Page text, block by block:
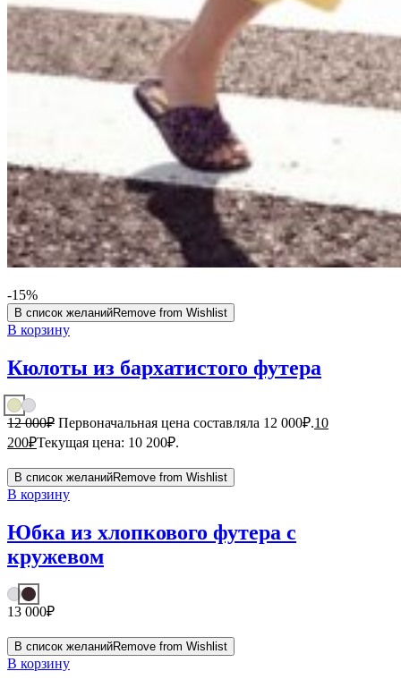
-15%
В список желанийRemove from Wishlist
В корзину
Кюлоты из бархатистого футера
12 000₽ Первоначальная цена составляла 12 000₽.10
200₽Текущая цена: 10 200₽.
В список желанийRemove from Wishlist
В корзину
Юбка из хлопкового футера с
кружевом
13 000₽
В список желанийRemove from Wishlist
В корзину